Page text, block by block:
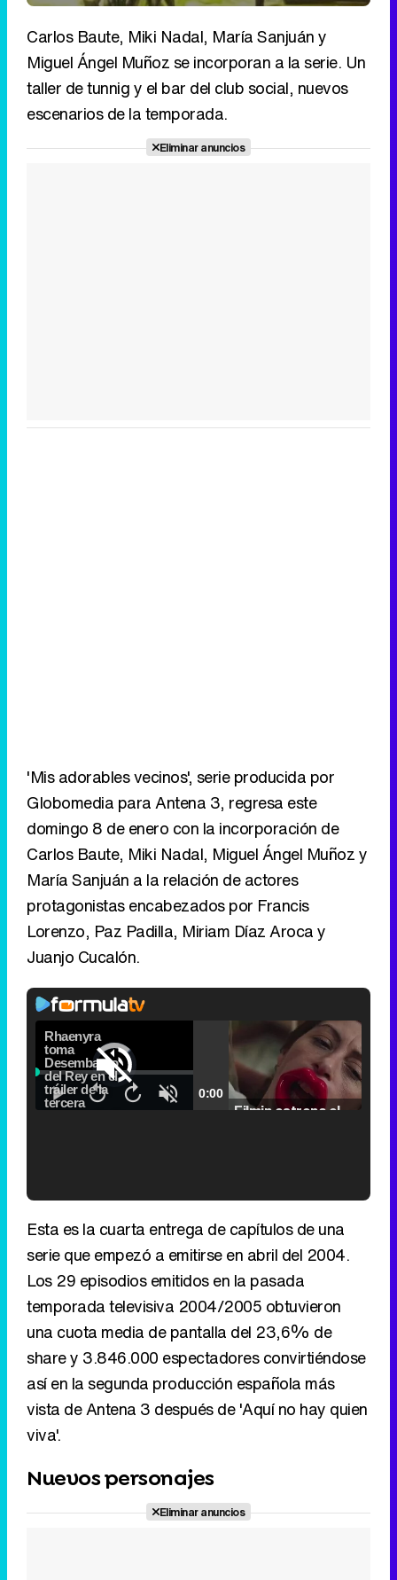
Carlos Baute, Miki Nadal, María Sanjuán y
Miguel Ángel Muñoz se incorporan a la serie. Un
taller de tunnig y el bar del club social, nuevos
escenarios de la temporada.
Eliminar anuncios
'Mis adorables vecinos', serie producida por
Globomedia para Antena 3, regresa este
domingo 8 de enero con la incorporación de
Carlos Baute, Miki Nadal, Miguel Ángel Muñoz y
María Sanjuán a la relación de actores
protagonistas encabezados por Francis
Lorenzo, Paz Padilla, Miriam Díaz Aroca y
Juanjo Cucalón.
Video
Player
is
loading.
Pause
Seek
Seek
Unmute Current
0:00 / Duration
2:24
Loaded:
0%
Remaining
2:24
Fullscreen
Tráiler en catalán de 'Ravalear', la nueva serie de HBO Max sobre los fondos buitre
Tráiler de la tercera temporada de 'The Walking Dead: Dead City' de AMC+
Esta es la cuarta entrega de capítulos de una
serie que empezó a emitirse en abril del 2004.
Los 29 episodios emitidos en la pasada
temporada televisiva 2004/2005 obtuvieron
una cuota media de pantalla del 23,6% de
share y 3.846.000 espectadores convirtiéndose
así en la segunda producción española más
vista de Antena 3 después de 'Aquí no hay quien
viva'.
Nuevos personajes
Eliminar anuncios